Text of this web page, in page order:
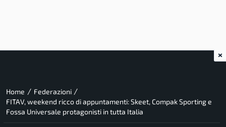
Home / Federazioni /
FITAV, weekend ricco di appuntamenti: Skeet, Compak Sporting e
Fossa Universale protagonisti in tutta Italia
×